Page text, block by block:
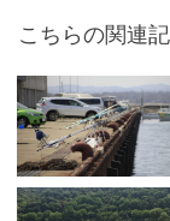
こちらの関連